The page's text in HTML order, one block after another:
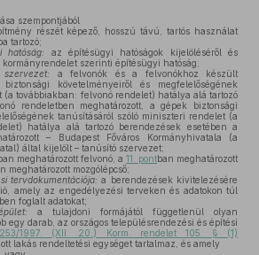
szempontjából
részét képező, hosszú távú, tartós használat
tartozó;
hatóság: az építésügyi hatóságok kijelöléséről és
kormányrendelet szerinti építésügyi hatóság;
a felvonók és a felvonókhoz készült
követelményeiről és megfelelőségének
(a továbbiakban: felvonó rendelet) hatálya alá tartozó
rendeletben meghatározott, a gépek biztonsági
tanúsításáról szóló miniszteri rendelet (a
hatálya alá tartozó berendezések esetében a
– Budapest Főváros Kormányhivatala (a
által kijelölt – tanúsító szervezet;
meghatározott felvonó, a 11. pontban meghatározott
meghatározott mozgólépcső;
tervdokumentációja: a berendezések kivitelezésére
amely az engedélyezési terveken és adatokon túl
ben foglalt adatokat;
a tulajdoni formájától függetlenül olyan
egy darab, az országos településrendezési és építési
253/1997. (XII. 20.) Korm. rendelet 105. § (1)
lakás rendeltetési egységet tartalmaz, és amely